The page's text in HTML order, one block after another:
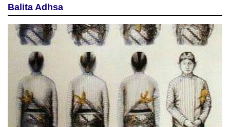
Balita Adhsa